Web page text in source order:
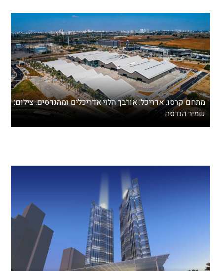
מתחם קרסו. אדריכל: אורבך הלוי אדריכלים ומהנדסים. צילום:
שמיר הנדסה